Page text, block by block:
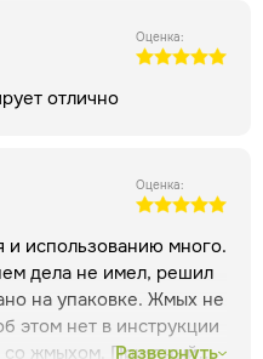
полезные эффекты
адаптогенные,
10-15 г корня залить
объем не уменьшится до
в день.
растения. Перед
лактации и детям
с врачом. Где купить
товар вы можете в
Оценка:
отлично
Оценка:
и использованию много.
дела не имел, решил
на упаковке. Жмых не
этом нет в инструкции
со жмыхом. Приятный
Развернуть